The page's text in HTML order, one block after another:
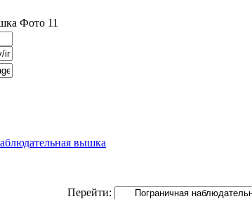
Фото 11
вышка
Перейти: